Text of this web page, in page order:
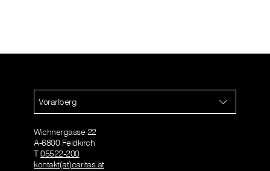
Vorarlberg
Wichnergasse 22
A-6800 Feldkirch
T05522-200
kontakt(at)caritas.at